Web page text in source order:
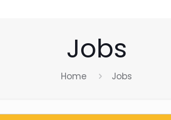
Jobs
Home Jobs